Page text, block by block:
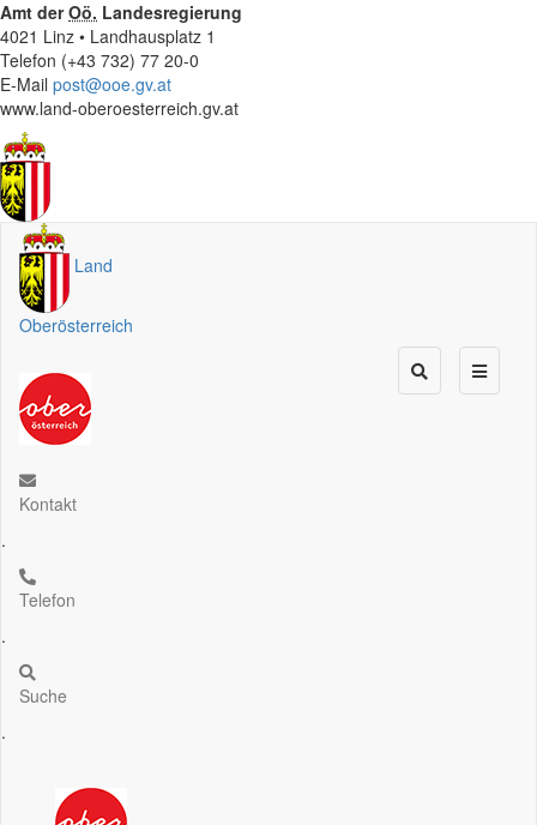
Amt derOö. Landesregierung
4021 Linz • Landhausplatz 1
Telefon (+43 732) 77 20-0
E-Mail post@ooe.gv.at
www.land-oberoesterreich.gv.at
Land
Oberösterreich
Kontakt
.
Telefon
.
Suche
.